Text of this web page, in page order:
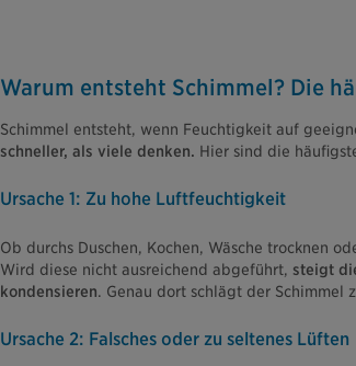
Warum entsteht Schimmel? Die
Schimmel entsteht, wenn Feuchtigkeit auf
schneller, als viele denken. Hier sind die
Ursache 1: Zu hohe Luftfeuchtigkeit
Ob durchs Duschen, Kochen, Wäsche trocknen
Wird diese nicht ausreichend abgeführt, steigt
kondensieren. Genau dort schlägt der Schimmel
Ursache 2: Falsches oder zu seltenes Lüften